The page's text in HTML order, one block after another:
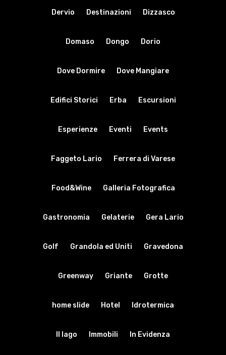
Dervio Destinazioni Dizzasco
Domaso Dongo Dorio
Dove Dormire Dove Mangiare
Edifici Storici Erba Escursioni
Esperienze Eventi Events
Faggeto Lario Ferrera di Varese
Food&Wine Galleria Fotografica
Gastronomia Gelaterie Gera Lario
Golf Grandola ed Uniti Gravedona
Greenway Griante Grotte
home slide Hotel Idrotermica
Il lago Immobili In Evidenza